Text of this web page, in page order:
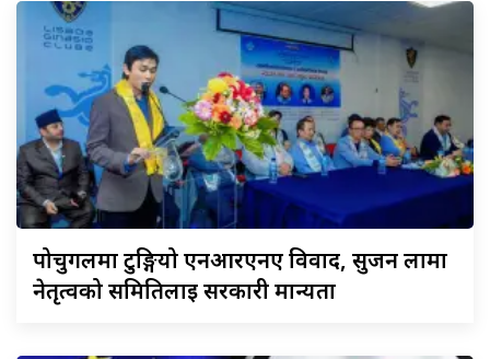
पोर्चुगलमाटुङ्गियो एनआरएनए विवाद, सुजन लामा
नेतृत्वको समितिलाई सरकारी मान्यता